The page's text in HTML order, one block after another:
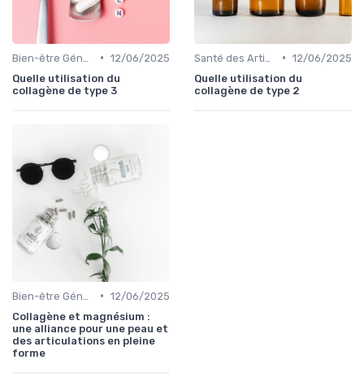
• 12/06/2025
Quelle utilisation du
collagène de type 3
• 12/06/2025
Quelle utilisation du
collagène de type 2
• 12/06/2025
Collagène et magnésium :
une alliance pour une peau et
des articulations en pleine
forme